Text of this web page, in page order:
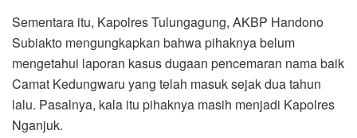
Sementara itu, Kapolres Tulungagung, AKBP Handono
Subiakto mengungkapkan bahwa pihaknya belum
mengetahui laporan kasus dugaan pencemaran nama baik
Camat Kedungwaru yang telah masuk sejak dua tahun
lalu. Pasalnya, kala itu pihaknya masih menjadi Kapolres
Nganjuk.